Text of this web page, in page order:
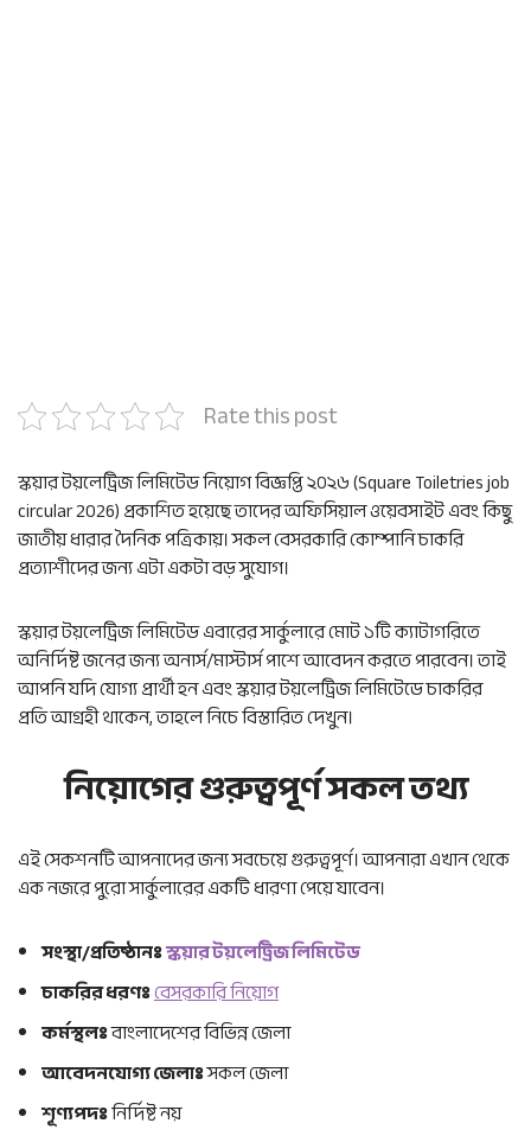
Rate this post
স্কয়ার টয়লেট্রিজ লিমিটেড নিয়োগ বিজ্ঞপ্তি ২০২৬ (Square Toiletries job
circular 2026) প্রকাশিত হয়েছে তাদের অফিসিয়াল ওয়েবসাইট এবং কিছু
জাতীয় ধারার দৈনিক পত্রিকায়। সকল বেসরকারি কোম্পানি চাকরি
প্রত্যাশীদের জন্য এটা একটা বড় সুযোগ।
স্কয়ার টয়লেট্রিজ লিমিটেড এবারের সার্কুলারে মোট ১টি ক্যাটাগরিতে
অনির্দিষ্ট জনের জন্য অনার্স/মাস্টার্স পাশে আবেদন করতে পারবেন। তাই
আপনি যদি যোগ্য প্রার্থী হন এবং স্কয়ার টয়লেট্রিজ লিমিটেডে চাকরির
প্রতি আগ্রহী থাকেন, তাহলে নিচে বিস্তারিত দেখুন।
নিয়োগের গুরুত্বপূর্ণ সকল তথ্য
এই সেকশনটি আপনাদের জন্য সবচেয়ে গুরুত্বপূর্ণ। আপনারা এখান থেকে
এক নজরে পুরো সার্কুলারের একটি ধারণা পেয়ে যাবেন।
সংস্থা/প্রতিষ্ঠানঃস্কয়ার টয়লেট্রিজ লিমিটেড
চাকরির ধরণঃবেসরকারি নিয়োগ
কর্মস্থলঃবাংলাদেশের বিভিন্ন জেলা
আবেদনযোগ্য জেলাঃসকল জেলা
শূণ্যপদঃনির্দিষ্ট নয়